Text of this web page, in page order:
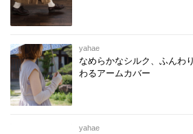
yahae
なめらかなシルク、ふんわ
わるアームカバー
yahae